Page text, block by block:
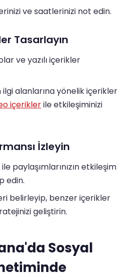
ve saatlerinizi not edin.
Tasarlayın
ve yazılı içerikler
ilgi alanlarına yönelik içerikler
içeriklerile etkileşiminizi
İzleyin
paylaşımlarınızın etkileşim
edin.
belirleyip, benzer içerikler
geliştirin.
Sosyal